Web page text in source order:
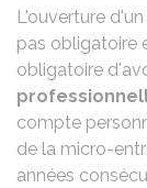
L'ouverture
pas obligatoire
obligatoire
compte
de la micro-
années